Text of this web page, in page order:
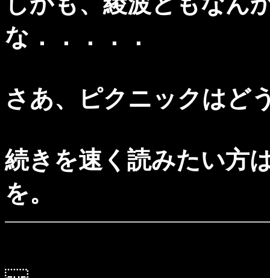
な．．．．．
さあ、ピクニックはど
続きを速く読みたい方
を。